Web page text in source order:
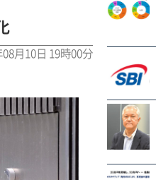
08月10日 19時00分